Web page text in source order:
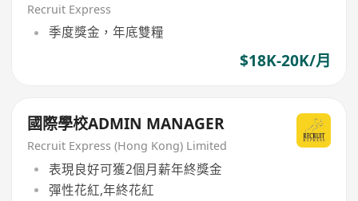
Recruit Express
季度獎金，年底雙糧
$18K-20K/月
國際學校ADMIN MANAGER
Recruit Express (Hong Kong) Limited
表現良好可獲2個月薪年終獎金
彈性花紅,年終花紅